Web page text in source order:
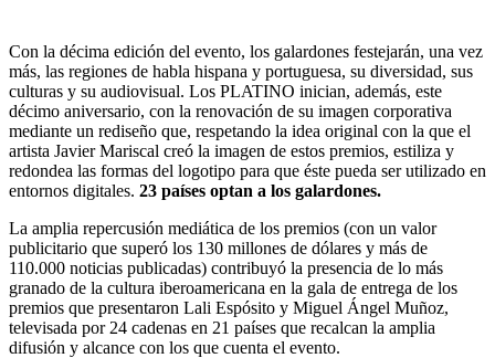
Con la décima edición del evento, los galardones festejarán, una vez
más, las regiones de habla hispana y portuguesa, su diversidad, sus
culturas y su audiovisual. Los PLATINO inician, además, este
décimo aniversario, con la renovación de su imagen corporativa
mediante un rediseño que, respetando la idea original con la que el
artista Javier Mariscal creó la imagen de estos premios, estiliza y
redondea las formas del logotipo para que éste pueda ser utilizado en
entornos digitales. 23 países optan a los galardones.
La amplia repercusión mediática de los premios (con un valor
publicitario que superó los 130 millones de dólares y más de
110.000 noticias publicadas) contribuyó la presencia de lo más
granado de la cultura iberoamericana en la gala de entrega de los
premios que presentaron Lali Espósito y Miguel Ángel Muñoz,
televisada por 24 cadenas en 21 países que recalcan la amplia
difusión y alcance con los que cuenta el evento.